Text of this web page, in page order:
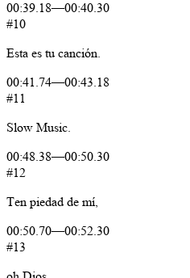
00:39.18—00:40.30
#10
Esta es tu canción.
00:41.74—00:43.18
#11
Slow Music.
00:48.38—00:50.30
#12
Ten piedad de mí,
00:50.70—00:52.30
#13